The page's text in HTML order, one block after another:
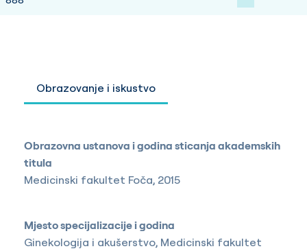
Obrazovanje i iskustvo
Obrazovna ustanova i godina sticanja akademskih
titula
Medicinski fakultet Foča, 2015
Mjesto specijalizacije i godina
Ginekologija i akušerstvo, Medicinski fakultet